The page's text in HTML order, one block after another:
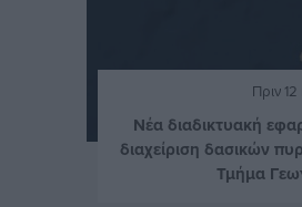
Πριν
Νέα διαδικτυακή
διαχείριση δασικών
Τμήμα